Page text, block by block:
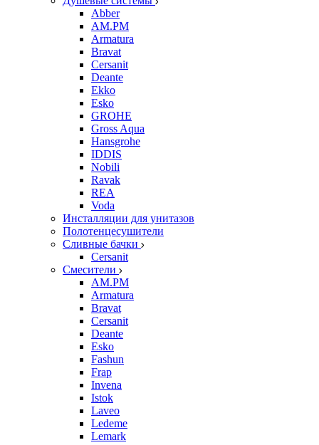
Abber
AM.PM
Armatura
Bravat
Cersanit
Deante
Ekko
Esko
GROHE
Gross Aqua
Hansgrohe
IDDIS
Nobili
Ravak
REA
Voda
Инсталляции для унитазов
Полотенцесушители
Сливные бачки
Cersanit
Смесители
AM.PM
Armatura
Bravat
Cersanit
Deante
Esko
Fashun
Frap
Invena
Istok
Laveo
Ledeme
Lemark